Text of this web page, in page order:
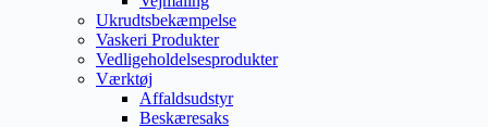
Ukrudtsbekæmpelse
Vaskeri Produkter
Vedligeholdelsesprodukter
Værktøj
Affaldsudstyr
Beskæresaks